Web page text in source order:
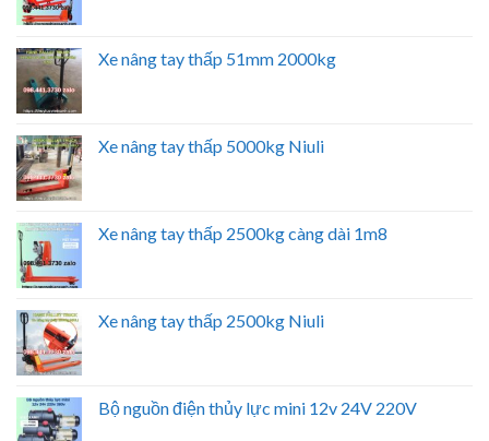
Xe nâng tay thấp 51mm 2000kg
Xe nâng tay thấp 5000kg Niuli
Xe nâng tay thấp 2500kg càng dài 1m8
Xe nâng tay thấp 2500kg Niuli
Bộ nguồn điện thủy lực mini 12v 24V 220V